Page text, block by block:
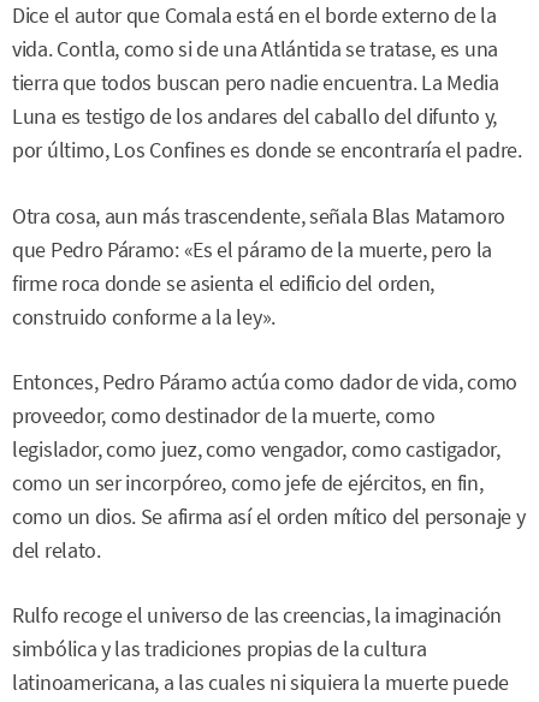
Dice el autor que Comala está en el borde externo de la
vida. Contla, como si de una Atlántida se tratase, es una
tierra que todos buscan pero nadie encuentra. La Media
Luna es testigo de los andares del caballo del difunto y,
por último, Los Confines es donde se encontraría el padre.
Otra cosa, aun más trascendente, señala Blas Matamoro
que Pedro Páramo: «Es el páramo de la muerte, pero la
firme roca donde se asienta el edificio del orden,
construido conforme a la ley».
Entonces, Pedro Páramo actúa como dador de vida, como
proveedor, como destinador de la muerte, como
legislador, como juez, como vengador, como castigador,
como un ser incorpóreo, como jefe de ejércitos, en fin,
como un dios. Se afirma así el orden mítico del personaje y
del relato.
Rulfo recoge el universo de las creencias, la imaginación
simbólica y las tradiciones propias de la cultura
latinoamericana, a las cuales ni siquiera la muerte puede